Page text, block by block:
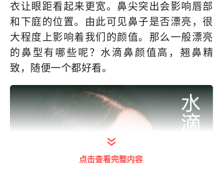
衣让眼距看起来更宽。鼻尖突出会影响唇部
和下庭的位置。由此可见鼻子是否漂亮，很
大程度上影响着我们的颜值。那么一般漂亮
的鼻型有哪些呢？水滴鼻颜值高，翘鼻精
致，随便一个都好看。
点击查看完整内容